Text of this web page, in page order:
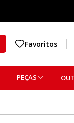
Favoritos
PEÇAS